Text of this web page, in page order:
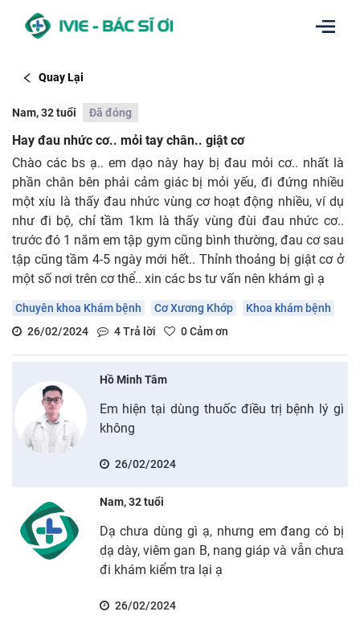
Quay Lại
Nam, 32 tuổi Đã đóng
Hay đau nhức cơ.. mỏi tay chân.. giật cơ
Chào các bs ạ.. em dạo này hay bị đau mỏi cơ.. nhất là
phần chân bên phải cảm giác bị mỏi yếu, đi đứng nhiều
một xíu là thấy đau nhức vùng cơ hoạt động nhiều, ví dụ
như đi bộ, chỉ tầm 1km là thấy vùng đùi đau nhức cơ..
trước đó 1 năm em tập gym cũng bình thường, đau cơ sau
tập cũng tầm 4-5 ngày mới hết.. Thỉnh thoảng bị giật cơ ở
một số nơi trên cơ thể.. xin các bs tư vấn nên khám gì ạ
Chuyên khoa Khám bệnh Cơ Xương Khớp
Khoa khám bệnh
26/02/2024
4Trả lời 0Cảm ơn
Hồ Minh Tâm
Em hiện tại dùng thuốc điều trị bệnh lý gì
không
26/02/2024
Nam, 32 tuổi
Dạ chưa dùng gì ạ, nhưng em đang có bị
dạ dày, viêm gan B, nang giáp và vẫn chưa
đi khám kiểm tra lại ạ
26/02/2024